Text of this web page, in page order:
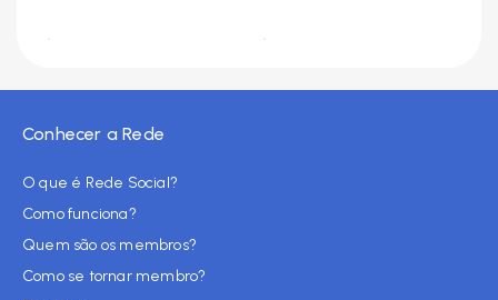
Conhecer a Rede
O que é Rede Social?
Como funciona?
Quem são os membros?
Como se tornar membro?